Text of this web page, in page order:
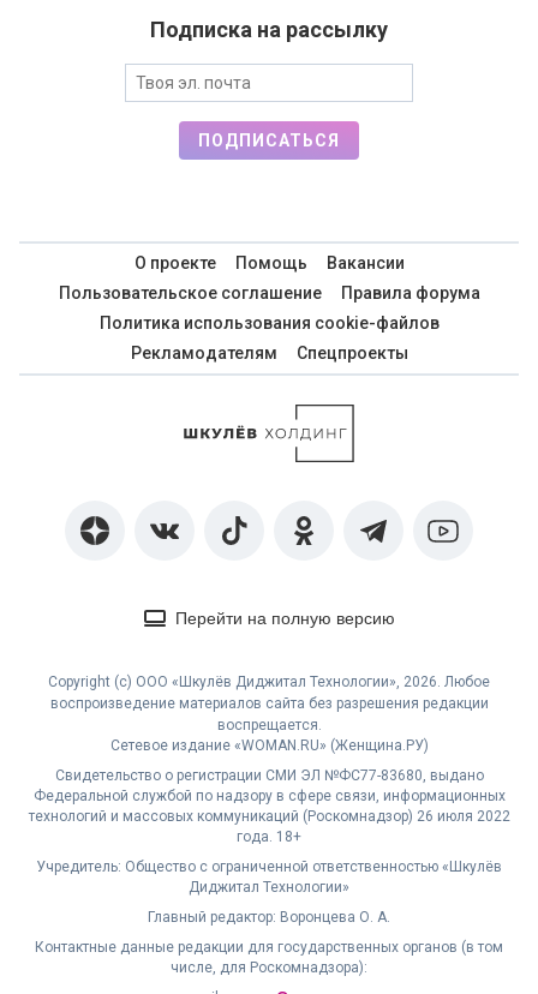
Подписка на рассылку
ПОДПИСАТЬСЯ
О проекте Помощь
Вакансии
Пользовательское соглашение
Правила форума
Политика использования cookie-файлов
Рекламодателям
Спецпроекты
Перейти на полную версию
Copyright (с) ООО «Шкулёв Диджитал Технологии», 2026. Любое
воспроизведение материалов сайта без разрешения редакции
воспрещается.
Сетевое издание «WOMAN.RU» (Женщина.РУ)
Свидетельство о регистрации СМИ ЭЛ №ФС77-83680, выдано
Федеральной службой по надзору в сфере связи, информационных
технологий и массовых коммуникаций (Роскомнадзор) 26 июля 2022
года. 18+
Учредитель: Общество с ограниченной ответственностью «Шкулёв
Диджитал Технологии»
Главный редактор: Воронцева О. А.
Контактные данные редакции для государственных органов (в том
числе, для Роскомнадзора):